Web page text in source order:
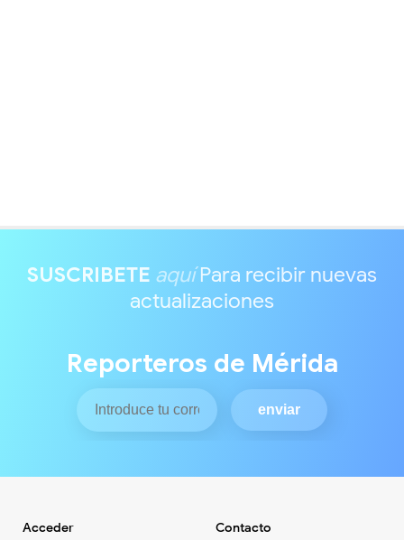
SUSCRIBETE aquíPara recibir nuevas
actualizaciones
Reporteros de Mérida
Acceder Contacto